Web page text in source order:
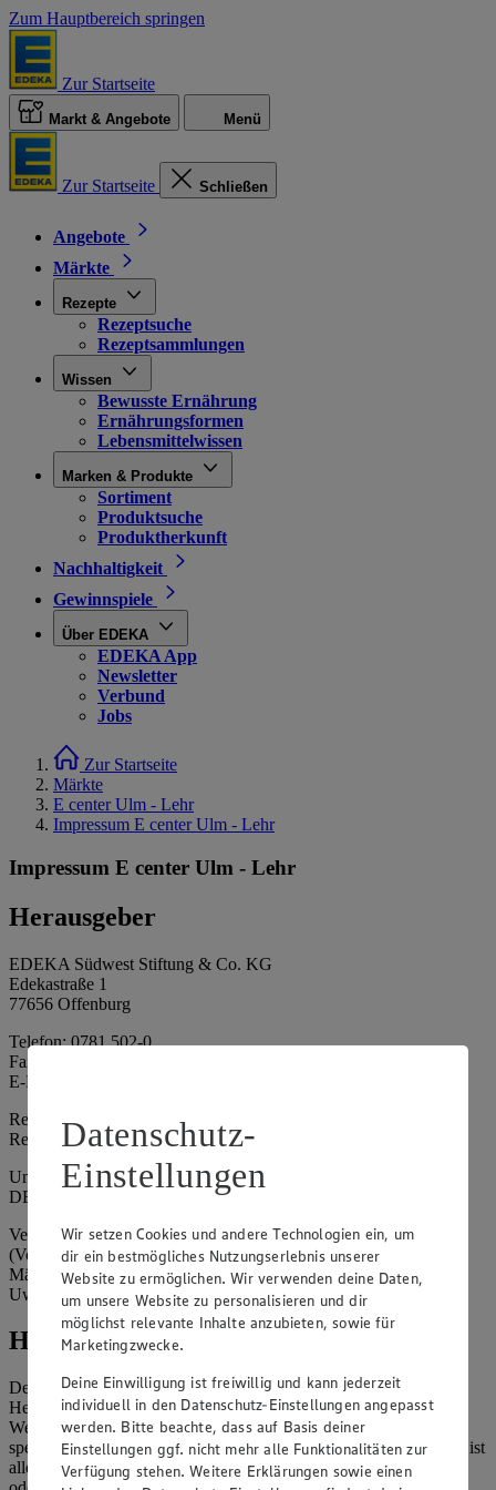
Zum Hauptbereich springen
Zur Startseite
Markt & Angebote Menü
Zur Startseite Schließen
Angebote
Märkte
Rezepte
Rezeptsuche
Rezeptsammlungen
Wissen
Bewusste Ernährung
Ernährungsformen
Lebensmittelwissen
Marken & Produkte
Sortiment
Produktsuche
Produktherkunft
Nachhaltigkeit
Gewinnspiele
Über EDEKA
EDEKA App
Newsletter
Verbund
Jobs
Zur Startseite
Märkte
E center Ulm - Lehr
Impressum E center Ulm - Lehr
Impressum E center Ulm - Lehr
Herausgeber
EDEKA Südwest Stiftung & Co. KG
Edekastraße 1
77656 Offenburg
Telefon: 0781 502-0
Fax: 0781 502-6180
E-Mail: kundenservice@edeka-suedwest.de
Registergericht: Amtsgericht Freiburg i.B.
Registernummer: HRA 707629
Umsatzsteuer-Identifikationsnummer gem. § 27a UStG:
DE815916131
Vertretungsberechtigte: Rainer Huber (Sprecher)
(Vorstandsmitglied), Klaus Fickert (Vorstandsmitglied), Jürgen
Mäder (Vorstandsmitglied), Patrick Mogck (Vorstandsmitglied),
Uwe Kohler
Hinweise
Der Inhalt dieser Website ist urheberrechtlich geschützt. Der
Herausgeber gewährt Ihnen jedoch das Recht, den auf dieser
Website bereitgestellten Text ganz oder ausschnittsweise zu
speichern und zu vervielfältigen. Aus Gründen des Urheberrechts ist
allerdings die Speicherung und Vervielfältigung von Bildmaterial
Datenschutz-
Einstellungen
Wir setzen Cookies und andere Technologien ein, um
dir ein bestmögliches Nutzungserlebnis unserer
Website zu ermöglichen. Wir verwenden deine Daten,
um unsere Website zu personalisieren und dir
möglichst relevante Inhalte anzubieten, sowie für
Marketingzwecke.
Deine Einwilligung ist freiwillig und kann jederzeit
individuell in den Datenschutz-Einstellungen angepasst
werden. Bitte beachte, dass auf Basis deiner
Einstellungen ggf. nicht mehr alle Funktionalitäten zur
Verfügung stehen. Weitere Erklärungen sowie einen